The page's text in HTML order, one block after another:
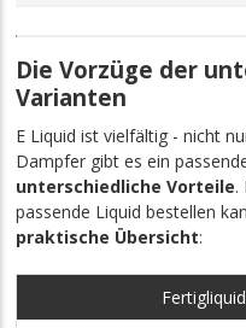
Die Vorzüge der
Varianten
E Liquid ist vielfältig - nicht
Dampfer gibt es ein
unterschiedliche Vorteile.
passende Liquid bestellen
praktische Übersicht:
Fertigliquid